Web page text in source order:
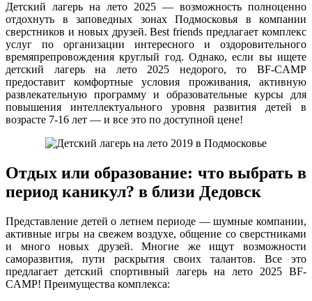
Детский лагерь на лето 2025 — возможность полноценно
отдохнуть в заповедных зонах Подмосковья в компании
сверстников и новых друзей. Best friends предлагает комплекс
услуг по организации интересного и оздоровительного
времяпрепровождения круглый год. Однако, если вы ищете
детский лагерь на лето 2025 недорого, то BF-CAMP
предоставит комфортные условия проживания, активную
развлекательную программу и образовательные курсы для
повышения интеллектуального уровня развития детей в
возрасте 7-16 лет — и все это по доступной цене!
Отдых или образование: что выбрать в
период каникул? в близи Дедовск
Представление детей о летнем периоде — шумные компании,
активные игры на свежем воздухе, общение со сверстниками
и много новых друзей. Многие же ищут возможности
саморазвития, пути раскрытия своих талантов. Все это
предлагает детский спортивный лагерь на лето 2025 BF-
CAMP! Преимущества комплекса: